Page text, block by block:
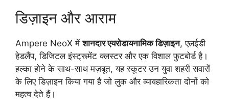
डिज़ाइन और आराम
Ampere NeoX मेंशानदार एयरोडायनामिक डिज़ाइन, एलईडी
हेडलैंप, डिजिटल इंस्ट्रूमेंट क्लस्टर और एक विशाल फुटबोर्ड है।
हल्का होने के साथ-साथ मज़बूत, यह स्कूटर उन युवा शहरी सवारों
के लिए डिज़ाइन किया गया है जो लुक और व्यावहारिकता दोनों को
महत्व देते हैं।